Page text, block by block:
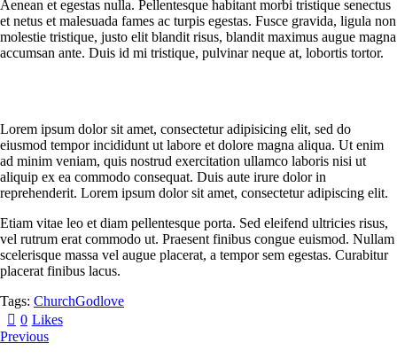
Aenean et egestas nulla. Pellentesque habitant morbi tristique senectus
et netus et malesuada fames ac turpis egestas. Fusce gravida, ligula non
molestie tristique, justo elit blandit risus, blandit maximus augue magna
accumsan ante. Duis id mi tristique, pulvinar neque at, lobortis tortor.
Lorem ipsum dolor sit amet, consectetur adipisicing elit, sed do
eiusmod tempor incididunt ut labore et dolore magna aliqua. Ut enim
ad minim veniam, quis nostrud exercitation ullamco laboris nisi ut
aliquip ex ea commodo consequat. Duis aute irure dolor in
reprehenderit. Lorem ipsum dolor sit amet, consectetur adipiscing elit.
Etiam vitae leo et diam pellentesque porta. Sed eleifend ultricies risus,
vel rutrum erat commodo ut. Praesent finibus congue euismod. Nullam
scelerisque massa vel augue placerat, a tempor sem egestas. Curabitur
placerat finibus lacus.
Tags: ChurchGodlove
0 Likes
Previous